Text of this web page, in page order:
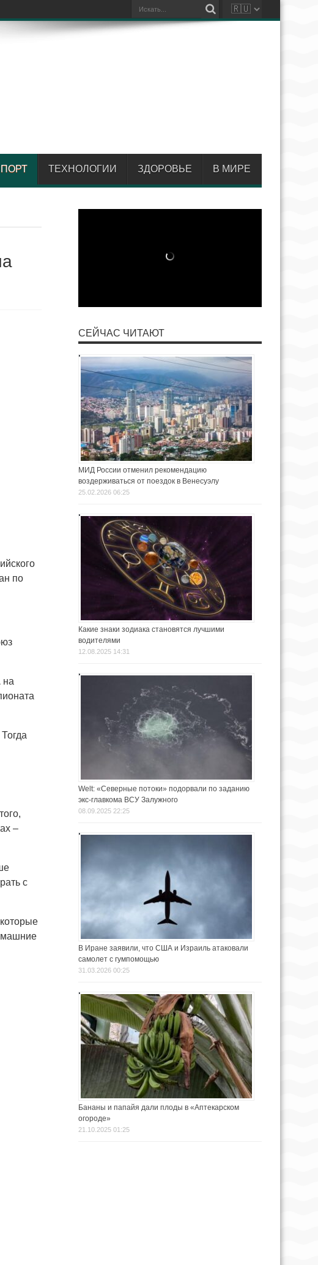
ТЕХНОЛОГИИ ЗДОРОВЬЕ В МИРЕ
по
на
–
с
СЕЙЧАС ЧИТАЮТ
МИД России отменил рекомендацию
воздерживаться от поездок в Венесуэлу
25.02.2026 06:25
Какие знаки зодиака становятся лучшими
водителями
12.08.2025 14:31
Welt: «Северные потоки» подорвали по заданию
экс-главкома ВСУ Залужного
08.09.2025 22:25
В Иране заявили, что США и Израиль атаковали
самолет с гумпомощью
31.03.2026 00:25
Бананы и папайя дали плоды в «Аптекарском
огороде»
21.10.2025 01:25